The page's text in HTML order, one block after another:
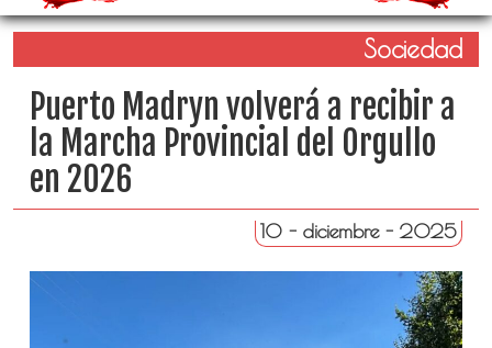
Sociedad
Puerto Madryn volverá a recibir a
la Marcha Provincial del Orgullo
en 2026
10 - diciembre - 2025